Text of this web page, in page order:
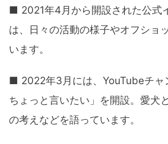
■ 2021年4月から開設された公式
は、日々の活動の様子やオフショ
います。
■ 2022年3月には、YouTubeチャ
ちょっと言いたい」を開設。愛犬
の考えなどを語っています。